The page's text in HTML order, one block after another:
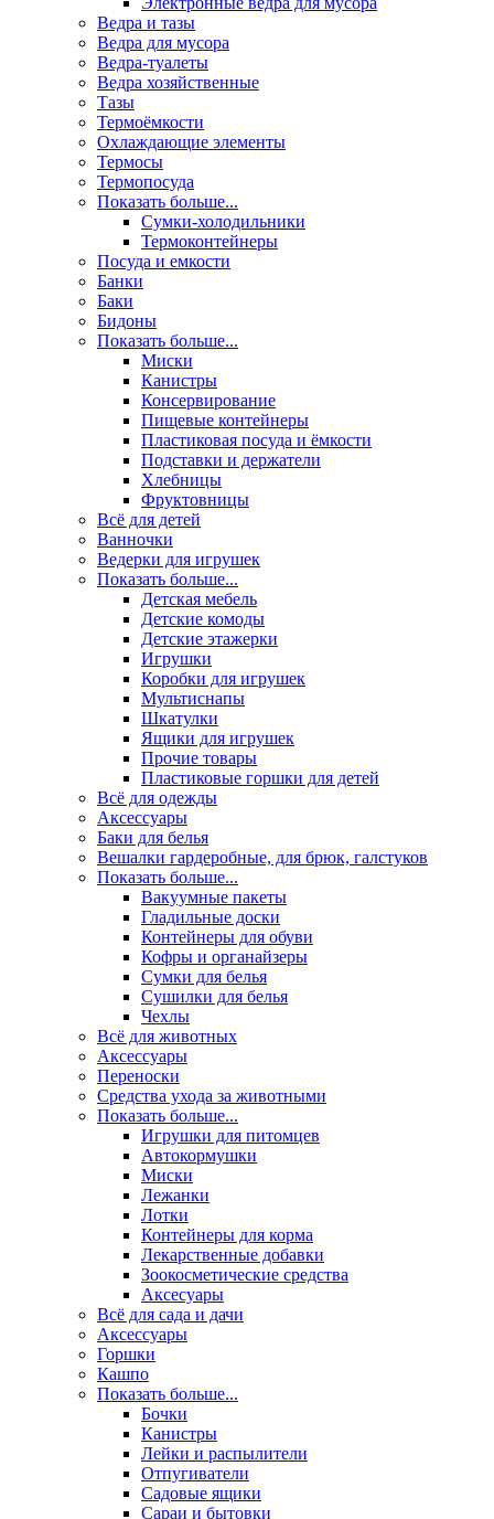
Ведра и тазы
Ведра для мусора
Ведра-туалеты
Ведра хозяйственные
Тазы
Термоёмкости
Охлаждающие элементы
Термосы
Термопосуда
Показать больше...
Сумки-холодильники
Термоконтейнеры
Посуда и емкости
Банки
Баки
Бидоны
Показать больше...
Миски
Канистры
Консервирование
Пищевые контейнеры
Пластиковая посуда и ёмкости
Подставки и держатели
Хлебницы
Фруктовницы
Всё для детей
Ванночки
Ведерки для игрушек
Показать больше...
Детская мебель
Детские комоды
Детские этажерки
Игрушки
Коробки для игрушек
Мультиснапы
Шкатулки
Ящики для игрушек
Прочие товары
Пластиковые горшки для детей
Всё для одежды
Аксессуары
Баки для белья
Вешалки гардеробные, для брюк, галстуков
Показать больше...
Вакуумные пакеты
Гладильные доски
Контейнеры для обуви
Кофры и органайзеры
Сумки для белья
Сушилки для белья
Чехлы
Всё для животных
Аксесcуары
Переноски
Средства ухода за животными
Показать больше...
Игрушки для питомцев
Автокормушки
Миски
Лежанки
Лотки
Контейнеры для корма
Лекарственные добавки
Зоокосметические средства
Аксесуары
Всё для сада и дачи
Аксессуары
Горшки
Кашпо
Показать больше...
Бочки
Канистры
Лейки и распылители
Отпугиватели
Садовые ящики
Сараи и бытовки